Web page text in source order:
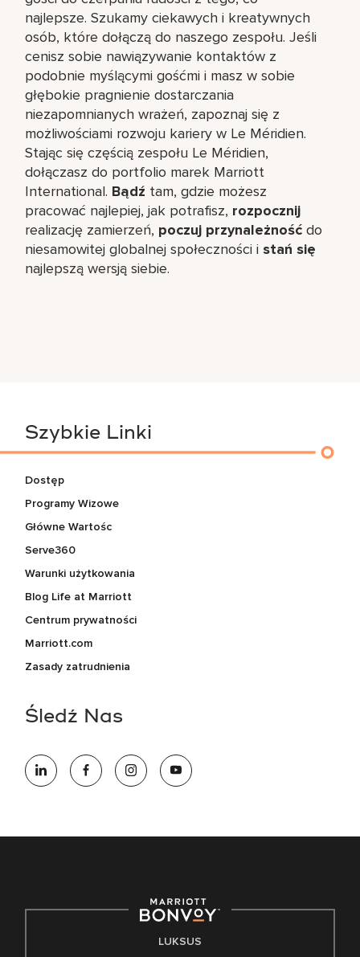
najlepsze. Szukamy ciekawych i kreatywnych
osób, które dołączą do naszego zespołu. Jeśli
cenisz sobie nawiązywanie kontaktów z
podobnie myślącymi gośćmi i masz w sobie
głębokie pragnienie dostarczania
niezapomnianych wrażeń, zapoznaj się z
możliwościami rozwoju kariery w Le Méridien.
Stając się częścią zespołu Le Méridien,
dołączasz do portfolio marek Marriott
International. Bądź tam, gdzie możesz
pracować najlepiej, jak potrafisz, rozpocznij
realizację zamierzeń, poczuj przynależność do
niesamowitej globalnej społeczności i stań się
najlepszą wersją siebie.
Szybkie Linki
Dostęp
Programy Wizowe
Główne Wartośc
Serve360
Warunki użytkowania
Blog Life at Marriott
Centrum prywatności
Marriott.com
Zasady zatrudnienia
Śledź Nas
LUKSUS